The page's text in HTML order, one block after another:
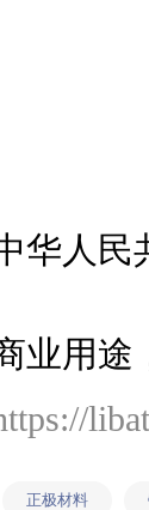
华人民
业用途
正极材料